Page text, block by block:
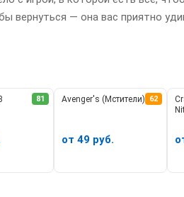
вернуться — она вас приятно
81 62
Avenger's (Мстители)
от 49 руб.